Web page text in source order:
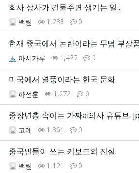
회사 상사가 건물주면 생기는 일...
백림 1,238 0
현재 중국에서 논란이라는 무덤 부장
아시가루 1,427 0
미국에서 열풍이라는 한국 문화
하선훈 1,272 0
중장년층 속이는 가짜ai의사 유튜브.
고예 1,361 0
중국인들이 쓰는 키보드의 진실.
백림 1,121 0